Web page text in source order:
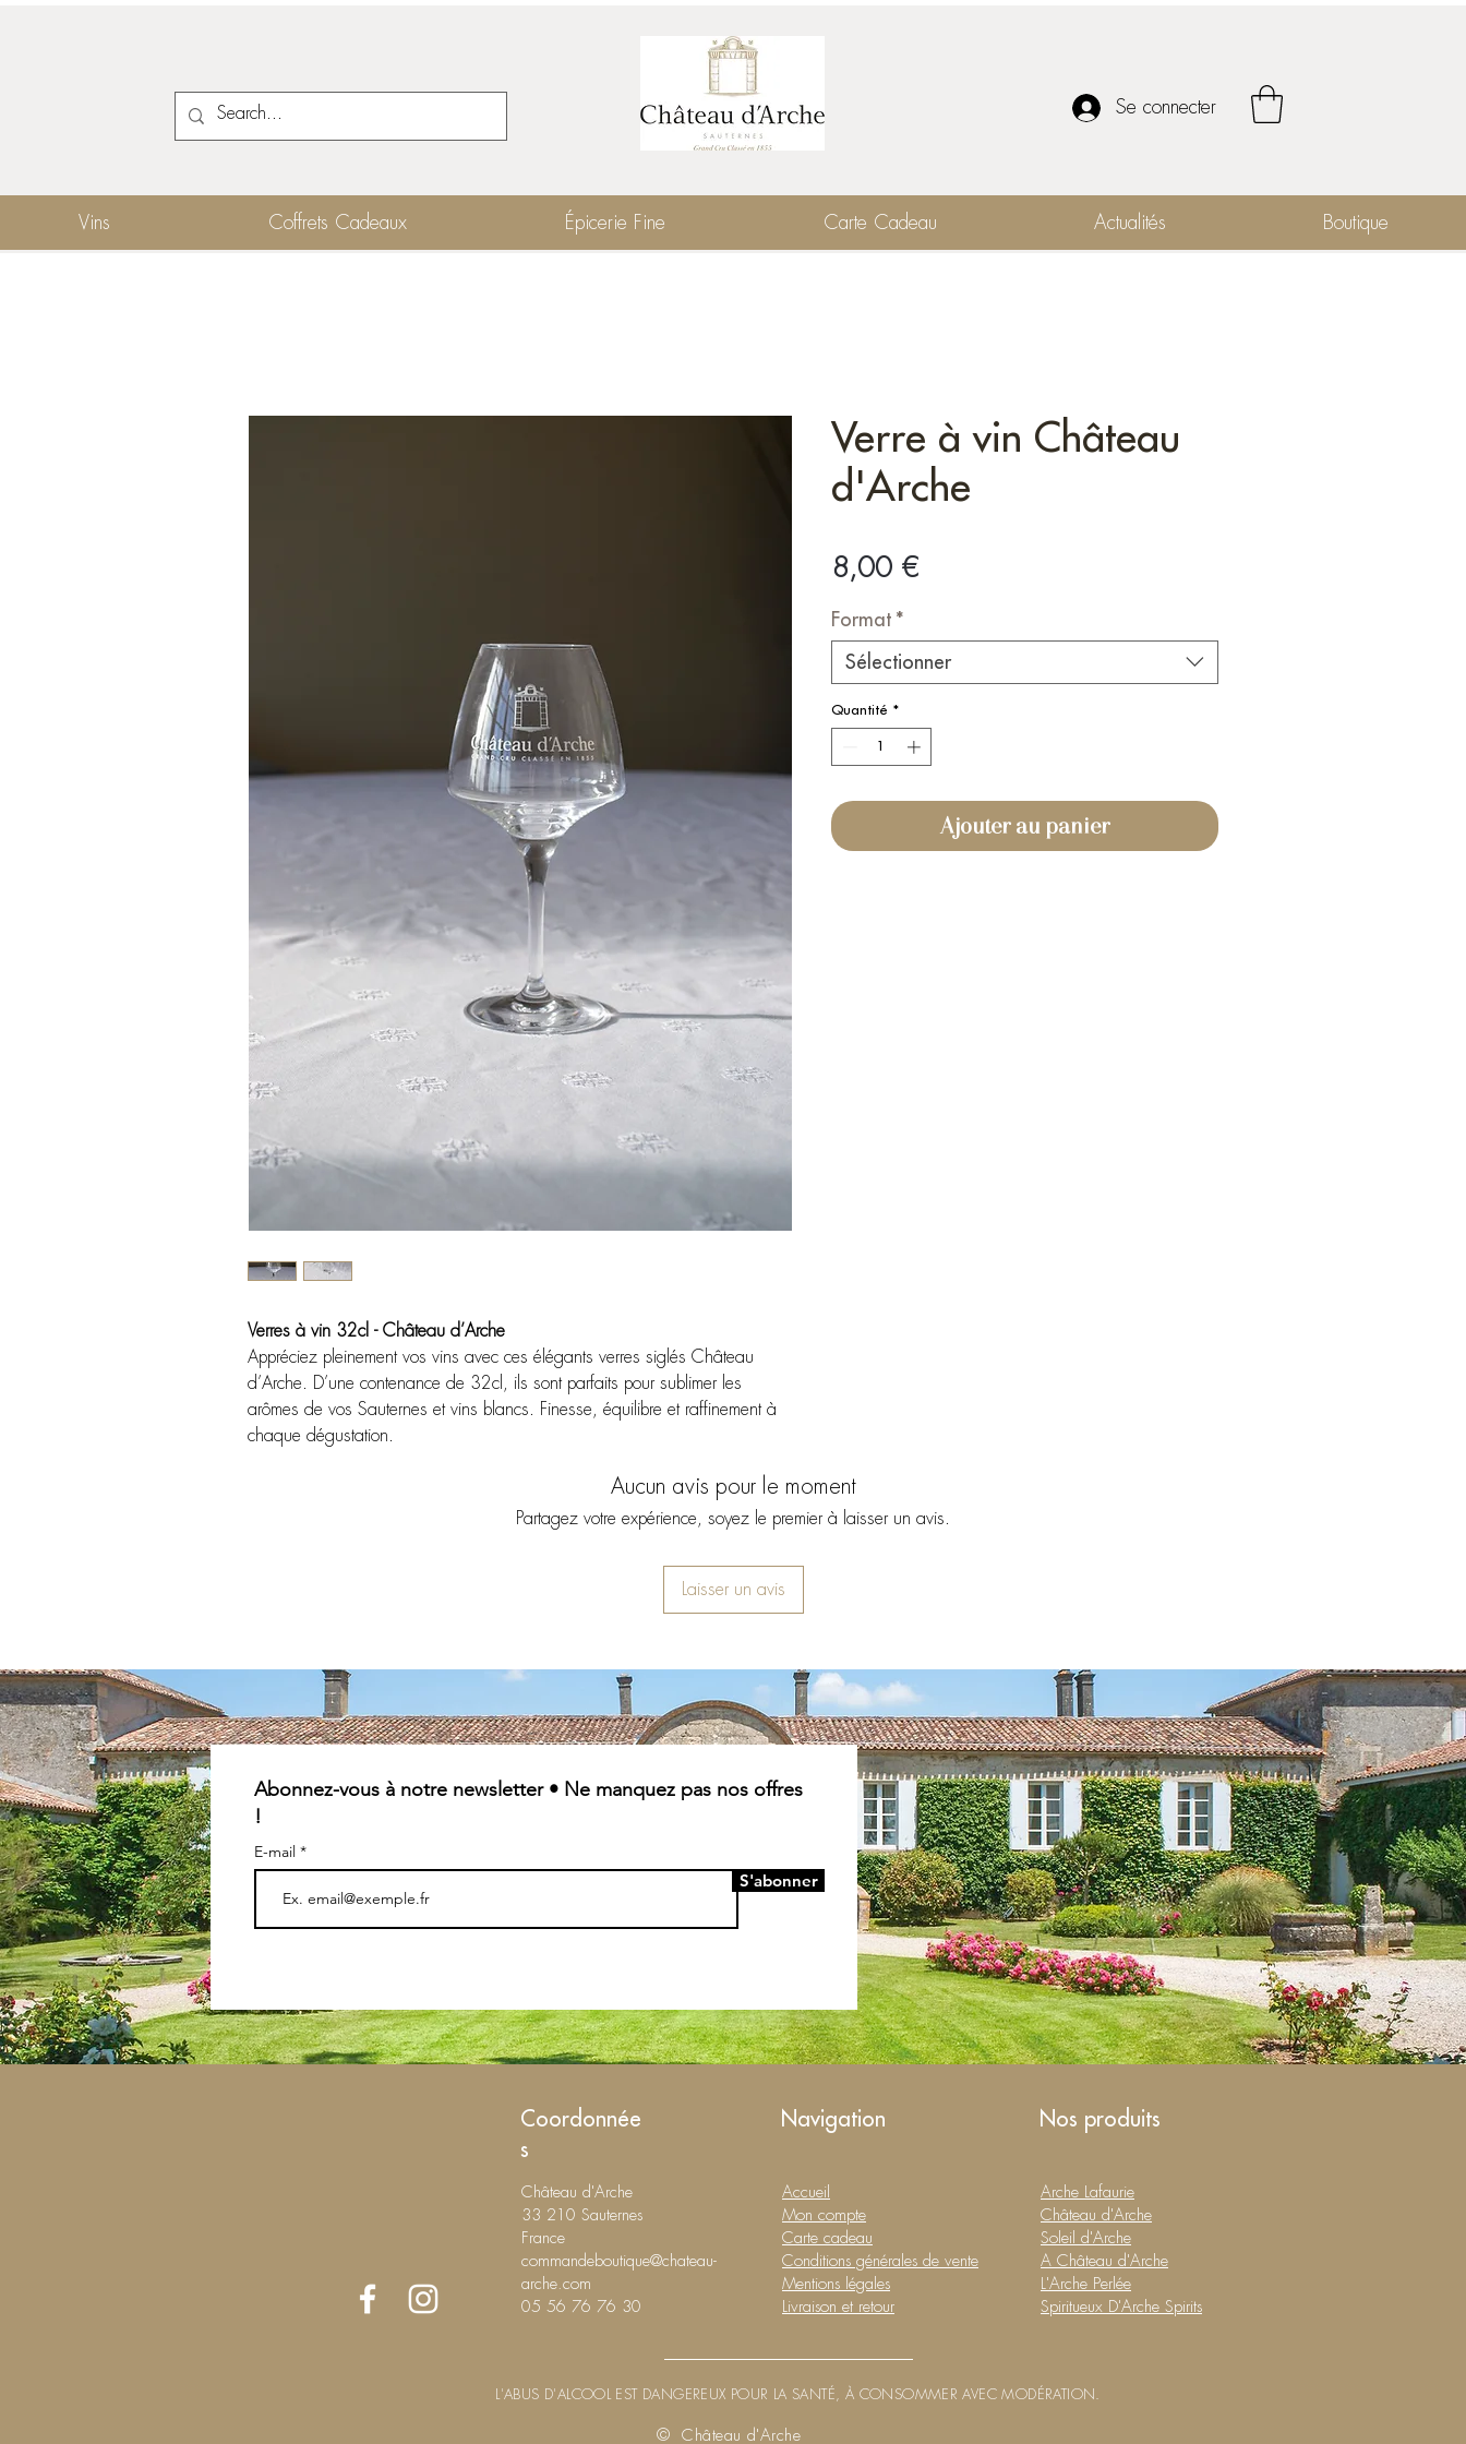
Se connecter
Vins Coffrets Cadeaux Épicerie Fine Carte Cadeau Actualités Boutique
Verres à vin 32cl - Château d’Arche
Appréciez pleinement vos vins avec ces élégants verres siglés Château
d’Arche. D’une contenance de 32cl, ils sont parfaits pour sublimer les
arômes de vos Sauternes et vins blancs. Finesse, équilibre et raffinement à
chaque dégustation.
Verre à vin Château
d'Arche
8,00 €Prix
Format *
Sélectionner
Quantité *
Ajouter au panier
Aucun avis pour le moment
Partagez votre expérience, soyez le premier à laisser un avis.
Laisser un avis
Abonnez-vous à notre newsletter • Ne manquez pas nos offres
!
E-mail
S'abonner
Coordonnée
s
Château d'Arche
33 210 Sauternes
France
commandeboutique@chateau-
arche.com
05 56 76 76 30
Navigation
Accueil
Mon compte
Carte cadeau
Conditions générales de vente
Mentions légales
Livraison et retour
Nos produits
Arche Lafaurie
Château d'Arche
Soleil d'Arche
A Château d'Arche
L'Arche Perlée
Spiritueux D'Arche Spirits
L'ABUS D'ALCOOL EST DANGEREUX POUR LA SANTÉ, À CONSOMMER AVEC MODÉRATION.
© Château d'Arche